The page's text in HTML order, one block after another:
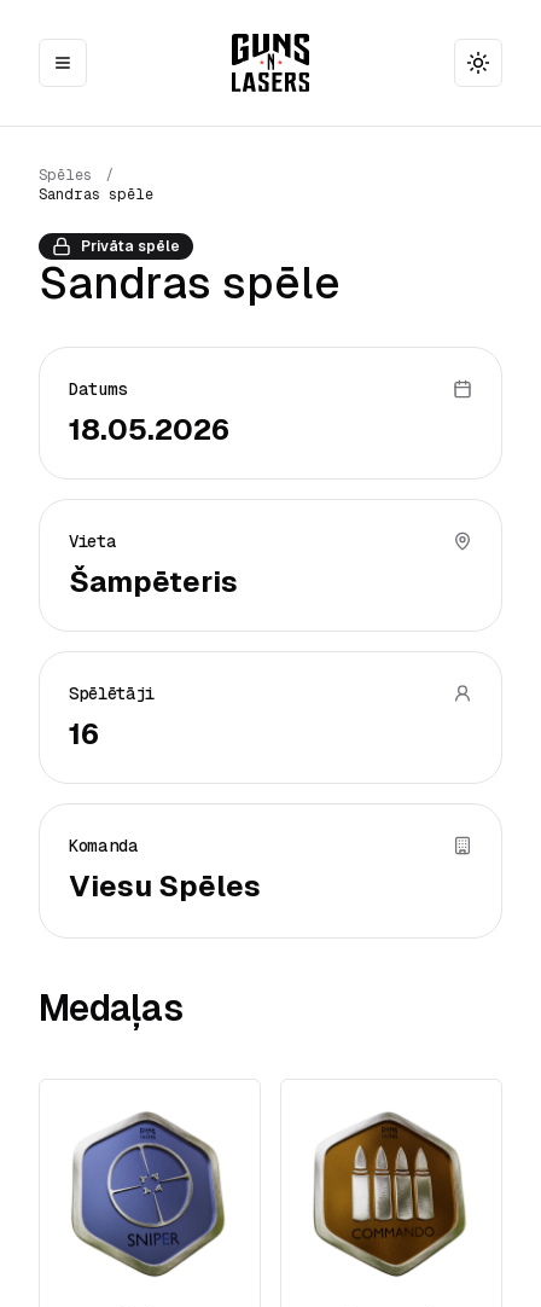
Toggle
Spēles
/
Sandras spēle
Privāta spēle
Sandras spēle
Datums
18.05.2026
Vieta
Šampēteris
Spēlētāji
16
Komanda
Viesu Spēles
Medaļas